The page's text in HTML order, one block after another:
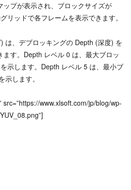
プが表示され、ブロックサイズが
リッドで各フレームを表示できます。
は、デブロッキングの Depth (深度) を
す。Depth レベル 0 は、最大ブロッ
示します。Depth レベル 5 は、最小ブ
します。
src=”https://www.xlsoft.com/jp/blog/wp-